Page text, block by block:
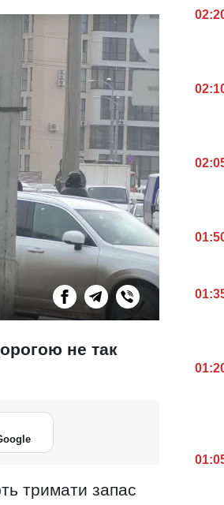
не так
тримати запас